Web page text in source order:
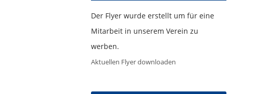
Der Flyer wurde erstellt um für eine
Mitarbeit in unserem Verein zu
werben.
Aktuellen Flyer downloaden